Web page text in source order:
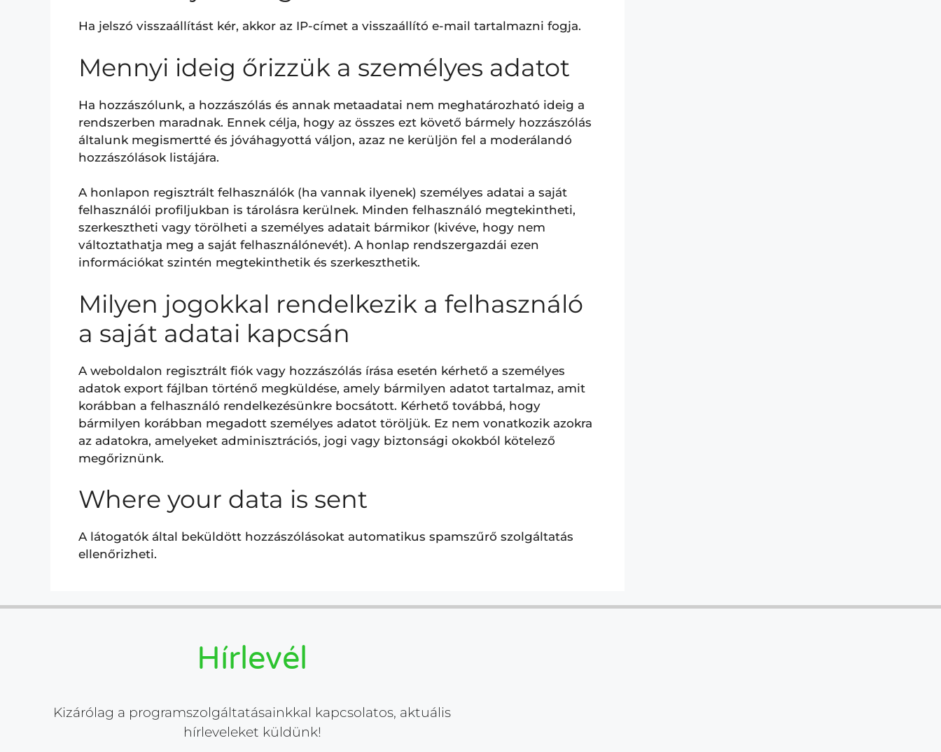
Ha jelszó visszaállítást kér, akkor az IP-címet a visszaállító e-mail tartalmazni fogja.
Mennyi ideig őrizzük a személyes adatot
Ha hozzászólunk, a hozzászólás és annak metaadatai nem meghatározható ideig a
rendszerben maradnak. Ennek célja, hogy az összes ezt követő bármely hozzászólás
általunk megismertté és jóváhagyottá váljon, azaz ne kerüljön fel a moderálandó
hozzászólások listájára.
A honlapon regisztrált felhasználók (ha vannak ilyenek) személyes adatai a saját
felhasználói profiljukban is tárolásra kerülnek. Minden felhasználó megtekintheti,
szerkesztheti vagy törölheti a személyes adatait bármikor (kivéve, hogy nem
változtathatja meg a saját felhasználónevét). A honlap rendszergazdái ezen
információkat szintén megtekinthetik és szerkeszthetik.
Milyen jogokkal rendelkezik a felhasználó
a saját adatai kapcsán
A weboldalon regisztrált fiók vagy hozzászólás írása esetén kérhető a személyes
adatok export fájlban történő megküldése, amely bármilyen adatot tartalmaz, amit
korábban a felhasználó rendelkezésünkre bocsátott. Kérhető továbbá, hogy
bármilyen korábban megadott személyes adatot töröljük. Ez nem vonatkozik azokra
az adatokra, amelyeket adminisztrációs, jogi vagy biztonsági okokból kötelező
megőriznünk.
Where your data is sent
A látogatók által beküldött hozzászólásokat automatikus spamszűrő szolgáltatás
ellenőrizheti.
Hírlevél
Kizárólag a programszolgáltatásainkkal kapcsolatos, aktuális
hírleveleket küldünk!